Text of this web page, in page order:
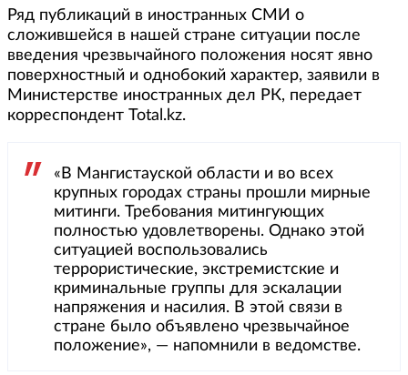
Ряд публикаций в иностранных СМИ о
сложившейся в нашей стране ситуации после
введения чрезвычайного положения носят явно
поверхностный и однобокий характер, заявили в
Министерстве иностранных дел РК, передает
корреспондент Total.kz.
«В Мангистауской области и во всех
крупных городах страны прошли мирные
митинги. Требования митингующих
полностью удовлетворены. Однако этой
ситуацией воспользовались
террористические, экстремистские и
криминальные группы для эскалации
напряжения и насилия. В этой связи в
стране было объявлено чрезвычайное
положение», — напомнили в ведомстве.